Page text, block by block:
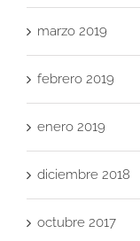
marzo 2019
febrero 2019
enero 2019
diciembre 2018
octubre 2017